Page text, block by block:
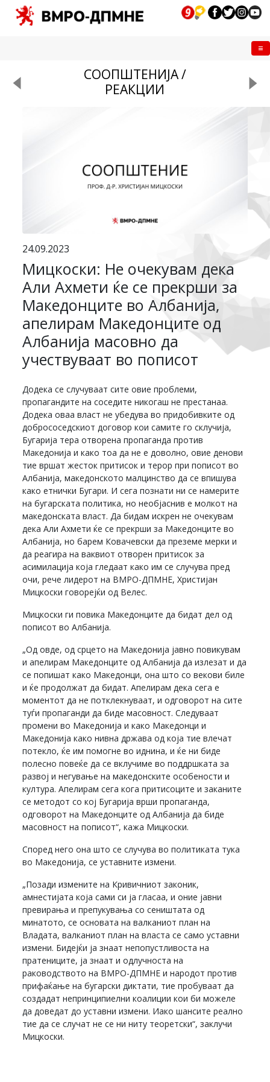
СООПШТЕНИЈА /
РЕАКЦИИ
24.09.2023
Мицкоски: Не очекувам дека
Али Ахмети ќе се прекрши за
Македонците во Албанија,
апелирам Македонците од
Албанија масовно да
учествуваат во пописот
Додека се случуваат сите овие проблеми,
пропагандите на соседите никогаш не престанаа.
Додека оваа власт не убедува во придобивките од
добрососедскиот договор кои самите го склучија,
Бугарија тера отворена пропаганда против
Македонија и како тоа да не е доволно, овие денови
тие вршат жесток притисок и терор при пописот во
Албанија, македонското малцинство да се впишува
како етнички Бугари. И сега познати ни се намерите
на бугарската политика, но необјаснив е молкот на
македонската власт. Да бидам искрен не очекувам
дека Али Ахмети ќе се прекрши за Македонците во
Албанија, но барем Ковачевски да преземе мерки и
да реагира на ваквиот отворен притисок за
асимилација која гледаат како им се случува пред
очи, рече лидерот на ВМРО-ДПМНЕ, Христијан
Мицкоски говорејќи од Велес.
Мицкоски ги повика Македонците да бидат дел од
пописот во Албанија.
„Од овде, од срцето на Македонија јавно повикувам
и апелирам Македонците од Албанија да излезат и да
се попишат како Македонци, она што со векови биле
и ќе продолжат да бидат. Апелирам дека сега е
моментот да не потклекнуваат, и одговорот на сите
туѓи пропаганди да биде масовност. Следуваат
промени во Македонија и како Македонци и
Македонија како нивна држава од која тие влечат
потекло, ќе им помогне во иднина, и ќе ни биде
полесно повеќе да се вклучиме во поддршката за
развој и негување на македонските особености и
култура. Апелирам сега кога притисоците и заканите
се методот со кој Бугарија врши пропаганда,
одговорот на Македонците од Албанија да биде
масовност на пописот“, кажа Мицкоски.
Според него она што се случува во политиката тука
во Македонија, се уставните измени.
„Позади измените на Кривичниот законик,
амнестијата која сами си ја гласаа, и оние јавни
превирања и препукувања со сеништата од
минатото, се основата на валканиот план на
Владата, валканиот план на власта се само уставни
измени. Бидејќи ја знаат непопустливоста на
пратениците, ја знаат и одлучноста на
раководството на ВМРО-ДПМНЕ и народот против
прифаќање на бугарски диктати, тие пробуваат да
создадат непринципиелни коалиции кои би можеле
да доведат до уставни измени. Иако шансите реално
тие да се случат не се ни ниту теоретски“, заклучи
Мицкоски.